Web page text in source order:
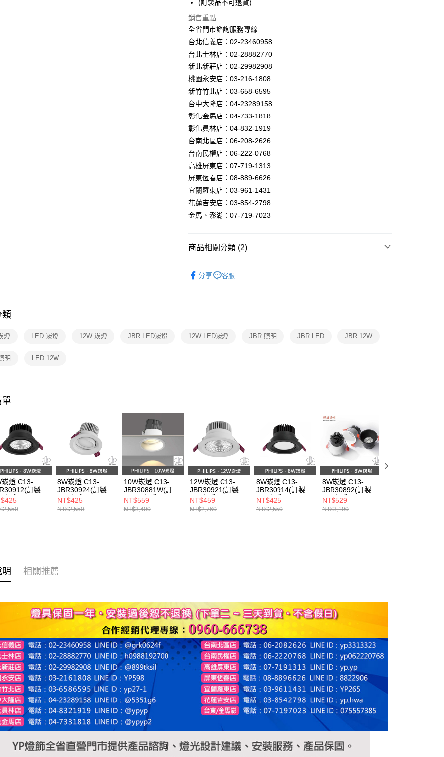
街口支付
Google Pay
AFTEE先享後付
相關說明
【關於「AFTEE先享後付」】
AFTEE先享後付是「在收到商品之後才付款」的支付方式。 讓您購物簡單
便利好安心！
１．簡單：不需註冊會員、不需綁卡、不需儲值。
２．便利：只要手機號碼，簡訊認證，即可結帳。
３．安心：先確認商品／服務後，再付款。
【「AFTEE先享後付」結帳流程】
付」結帳頁面，進行簡訊認證並確認金額後，即可完成結帳。
２．訂單成立數日內，您將收到繳費通知簡訊。
３．收到繳費通知簡訊後14天內，點擊此簡訊中的連結，可透過四大超商
／ATM／網路銀行／等多元方式進行付款，方視為交易完成。
先享後付繳納相關費用。
付客戶支援中心」
https://aftee.tw/terms/#terms3
ATM付款
運送方式
新竹貨運宅配
每筆NT$180，滿NT$5,000(含以上)免運費
(訂製品不可退貨)
銷售重點
全省門市諮詢服務專線
台北信義店：02-23460958
台北士林店：02-28882770
新北新莊店：02-29982908
桃園永安店：03-216-1808
新竹竹北店：03-658-6595
台中大隆店：04-23289158
彰化金馬店：04-733-1818
彰化員林店：04-832-1919
台南北區店：06-208-2626
台南民權店：06-222-0768
高雄屏東店：07-719-1313
屏東恆春店：08-889-6626
宜蘭羅東店：03-961-1431
花蓮吉安店：03-854-2798
金馬、澎湖：07-719-7023
商品相關分類 (2)
分享 客服
類
燈 LED 崁燈 12W 崁燈 JBR LED崁燈 12W LED崁燈 JBR 照明 JBR LED JBR 12W
明 LED 12W
單
崁燈 C13-
訂製品
退貨)
8W崁燈 C13-
JBR30924(訂製品
不可退貨)
NT$425
NT$2,550
10W崁燈 C13-
JBR30881W(訂製
品不可退貨)
NT$559
NT$3,400
12W崁燈 C13-
JBR30921(訂製品
不可退貨)
NT$459
NT$2,760
8W崁燈 C13-
JBR30914(訂製品
不可退貨)
NT$425
NT$2,550
8W崁燈 C13-
JBR30892(訂製品
不可退貨)
NT$529
NT$3,190
明 相關推薦